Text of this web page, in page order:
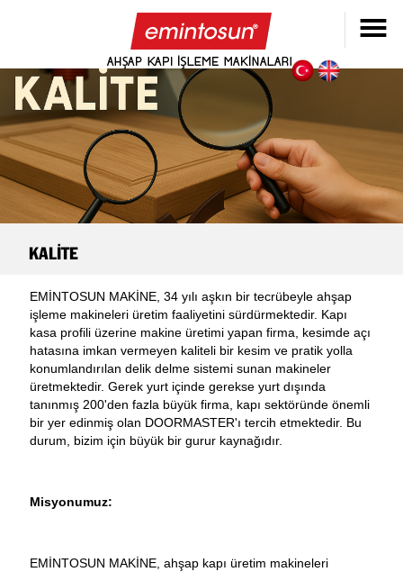
KALİTE
EMİNTOSUN MAKİNE, 34 yılı aşkın bir tecrübeyle ahşap
işleme makineleri üretim faaliyetini sürdürmektedir. Kapı
kasa profili üzerine makine üretimi yapan firma, kesimde açı
hatasına imkan vermeyen kaliteli bir kesim ve pratik yolla
konumlandırılan delik delme sistemi sunan makineler
üretmektedir. Gerek yurt içinde gerekse yurt dışında
tanınmış 200'den fazla büyük firma, kapı sektöründe önemli
bir yer edinmiş olan DOORMASTER'ı tercih etmektedir. Bu
durum, bizim için büyük bir gurur kaynağıdır.
Misyonumuz:
EMİNTOSUN MAKİNE, ahşap kapı üretim makineleri